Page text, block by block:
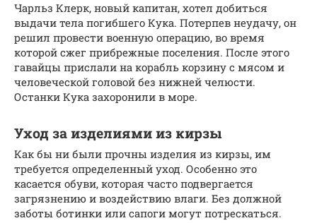
Чарльз Клерк, новый капитан, хотел добиться
выдачи тела погибшего Кука. Потерпев неудачу, он
решил провести военную операцию, во время
которой сжег прибрежные поселения. После этого
гавайцы прислали на корабль корзину с мясом и
человеческой головой без нижней челюсти.
Останки Кука захоронили в море.
Уход за изделиями из кирзы
Как бы ни были прочны изделия из кирзы, им
требуется определенный уход. Особенно это
касается обуви, которая часто подвергается
загрязнению и воздействию влаги. Без должной
заботы ботинки или сапоги могут потрескаться.